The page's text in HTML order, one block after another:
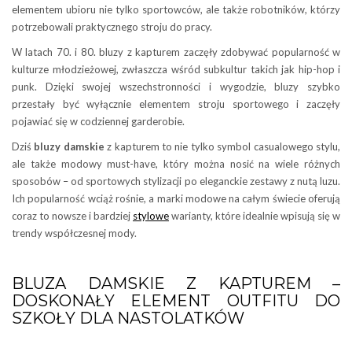
elementem ubioru nie tylko sportowców, ale także robotników, którzy
potrzebowali praktycznego stroju do pracy.
W latach 70. i 80. bluzy z kapturem zaczęły zdobywać popularność w
kulturze młodzieżowej, zwłaszcza wśród subkultur takich jak hip-hop i
punk. Dzięki swojej wszechstronności i wygodzie, bluzy szybko
przestały być wyłącznie elementem stroju sportowego i zaczęły
pojawiać się w codziennej garderobie.
Dziś bluzy damskie z kapturem to nie tylko symbol casualowego stylu,
ale także modowy must-have, który można nosić na wiele różnych
sposobów – od sportowych stylizacji po eleganckie zestawy z nutą luzu.
Ich popularność wciąż rośnie, a marki modowe na całym świecie oferują
coraz to nowsze i bardziej stylowewarianty, które idealnie wpisują się w
trendy współczesnej mody.
BLUZA DAMSKIE Z KAPTUREM –
DOSKONAŁY ELEMENT OUTFITU DO
SZKOŁY DLA NASTOLATKÓW